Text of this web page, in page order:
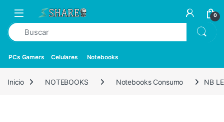
0
PCs Gamers Celulares Notebooks
Inicio NOTEBOOKS Notebooks Consumo NB